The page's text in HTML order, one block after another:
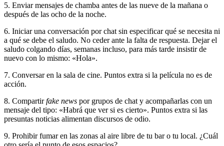
5. Enviar mensajes de chamba antes de las nueve de la mañana o
después de las ocho de la noche.
6. Iniciar una conversación por chat sin especificar qué se necesita ni
a qué se debe el saludo. No ceder ante la falta de respuesta. Dejar el
saludo colgando días, semanas incluso, para más tarde insistir de
nuevo con lo mismo: «Hola».
7. Conversar en la sala de cine. Puntos extra si la película no es de
acción.
8. Compartirfake news por grupos de chat y acompañarlas con un
mensaje del tipo: «Habrá que ver si es cierto». Puntos extra si las
presuntas noticias alimentan discursos de odio.
9. Prohibir fumar en las zonas al aire libre de tu bar o tu local. ¿Cuál